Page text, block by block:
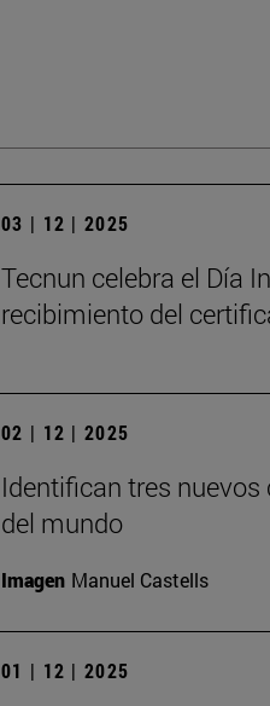
03 | 12 | 2025
Tecnun celebra el Día
recibimiento del
02 | 12 | 2025
Identifican tres
del mundo
Imagen Manuel Castells
01 | 12 | 2025